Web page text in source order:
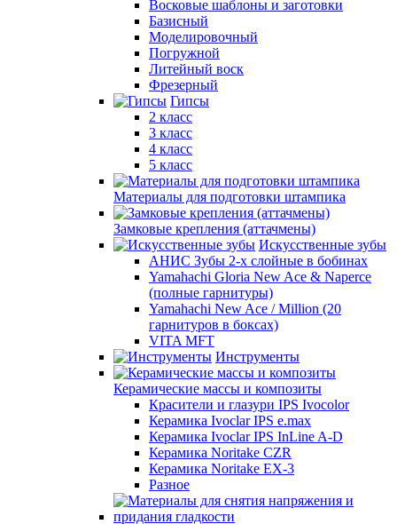
Восковые шаблоны и заготовки
Базисный
Моделировочный
Погружной
Литейный воск
Фрезерный
Гипсы
2 класс
3 класс
4 класс
5 класс
Материалы для подготовки штампика
Замковые крепления (аттачмены)
Искусственные зубы
АНИС Зубы 2-х слойные в бобинах
Yamahachi Gloria New Ace & Naperce
(полные гарнитуры)
Yamahachi New Ace / Million (20
гарнитуров в боксах)
VITA MFT
Инструменты
Керамические массы и композиты
Красители и глазури IPS Ivocolor
Керамика Ivoclar IPS e.max
Керамика Ivoclar IPS InLine A-D
Керамика Noritake CZR
Керамика Noritake EX-3
Разное